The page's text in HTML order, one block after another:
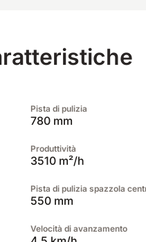
Pista di pulizia
780 mm
Produttività
3510 m²/h
Pista di pulizia spazzola
550 mm
Velocità di avanzamento